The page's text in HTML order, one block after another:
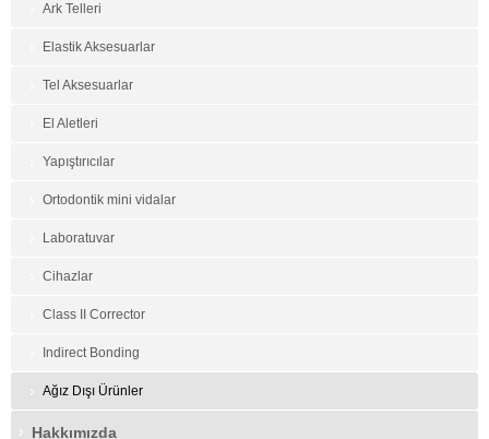
Ark Telleri
Elastik Aksesuarlar
Tel Aksesuarlar
El Aletleri
Yapıştırıcılar
Ortodontik mini vidalar
Laboratuvar
Cihazlar
Class II Corrector
Indirect Bonding
Ağız Dışı Ürünler
Hakkımızda